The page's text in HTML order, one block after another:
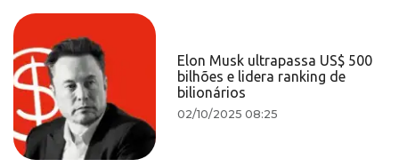
Elon Musk ultrapassa US$ 500
bilhões e lidera ranking de
bilionários
02/10/2025 08:25